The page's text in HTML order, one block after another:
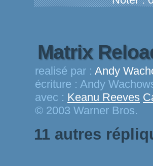
Matrix
realisé par : Andy
écriture : Andy
avec : Keanu Reeves
© 2003 Warner Bros.
11 autres